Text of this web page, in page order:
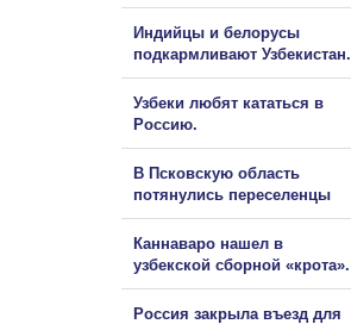
Индийцы и белорусы
подкармливают Узбекистан.
Узбеки любят кататься в
Россию.
В Псковскую область
потянулись переселенцы
Каннаваро нашел в
узбекской сборной «крота».
Россия закрыла въезд для